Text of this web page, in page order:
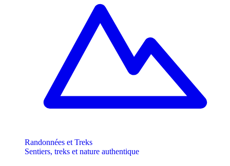
Randonnées et Treks
Sentiers, treks et nature authentique